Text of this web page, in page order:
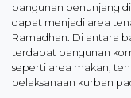
bangunan penunjang
dapat menjadi area
Ramadhan. Di antara
terdapat bangunan
seperti area makan,
pelaksanaan kurban